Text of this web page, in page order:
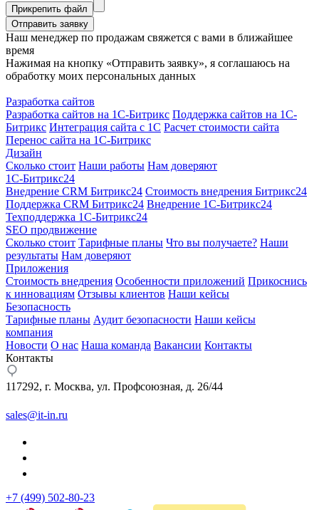
Прикрепить файл
Отправить заявку
Наш менеджер по продажам свяжется с вами в ближайшее
время
Нажимая на кнопку «Отправить заявку», я соглашаюсь на
обработку моих персональных данных
Разработка сайтов
Разработка сайтов на 1С-Битрикс Поддержка сайтов на 1С-
Битрикс Интеграция сайта с 1С Расчет стоимости сайта
Перенос сайта на 1С-Битрикс
Дизайн
Сколько стоит Наши работы Нам доверяют
1С-Битрикс24
Внедрение CRM Битрикс24 Стоимость внедрения Битрикс24
Поддержка CRM Битрикс24 Внедрение 1С-Битрикс24
Техподдержка 1С-Битрикс24
SEO продвижение
Сколько стоит Тарифные планы Что вы получаете? Наши
результаты Нам доверяют
Приложения
Стоимость внедрения Особенности приложений Прикоснись
к инновациям Отзывы клиентов Наши кейсы
Безопасность
Тарифные планы Аудит безопасности Наши кейсы
компания
Новости О нас Наша команда Вакансии Контакты
Контакты
117292, г. Москва, ул. Профсоюзная, д. 26/44
sales@it-in.ru
+7 (499) 502-80-23